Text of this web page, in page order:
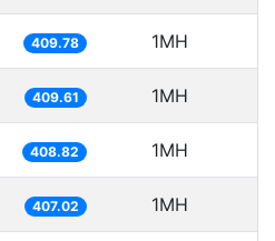
409.78 1MH
409.61 1MH
408.82 1MH
407.02 1MH